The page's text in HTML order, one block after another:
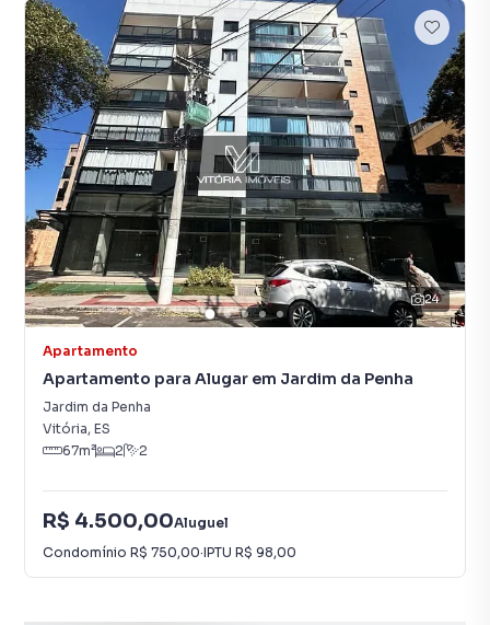
24
Apartamento
Apartamento para Alugar em Jardim da Penha
Jardim da Penha
Vitória, ES
67m² 2 2
R$ 4.500,00Aluguel
Condomínio R$ 750,00·IPTU R$ 98,00